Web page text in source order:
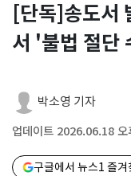
[단독]송도서
서 '불법 절단
박소영 기자
업데이트 2026.06.18
구글에서 뉴스1 즐겨